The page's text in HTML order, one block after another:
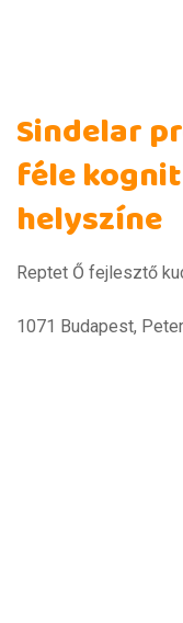
Sindelar
féle
helyszíne
Reptet Ő fejlesztő
1071 Budapest,